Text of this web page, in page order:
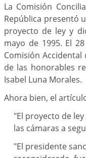
La Comisión
República presentó
proyecto de ley y
mayo de 1995. El
Comisión
de las honorables
Isabel Luna Morales.
Ahora bien, el
"El proyecto de
las cámaras a
"El presidente